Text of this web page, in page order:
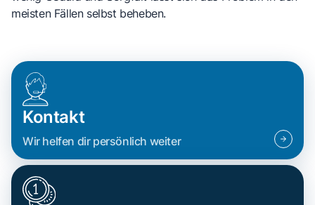
meisten Fällen selbst beheben.
Kontakt
Wir helfen dir persönlich weiter